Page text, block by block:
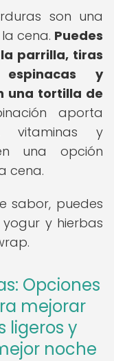
son una
cena. Puedes
parrilla, tiras
y
una tortilla de
aporta
vitaminas y
una opción
cena.
sabor, puedes
y hierbas
Opciones
mejorar
ligeros y
noche